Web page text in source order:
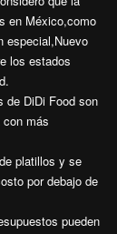
en México,como
especial,Nuevo
los estados
de DiDi Food son
más
platillos y se
por debajo de
pueden